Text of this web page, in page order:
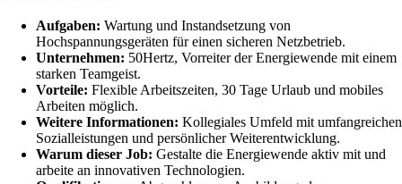
Aufgaben: Wartung und Instandsetzung von
Hochspannungsgeräten für einen sicheren Netzbetrieb.
Unternehmen: 50Hertz, Vorreiter der Energiewende mit einem
starken Teamgeist.
Vorteile: Flexible Arbeitszeiten, 30 Tage Urlaub und mobiles
Arbeiten möglich.
Weitere Informationen: Kollegiales Umfeld mit umfangreichen
Sozialleistungen und persönlicher Weiterentwicklung.
Warum dieser Job: Gestalte die Energiewende aktiv mit und
arbeite an innovativen Technologien.